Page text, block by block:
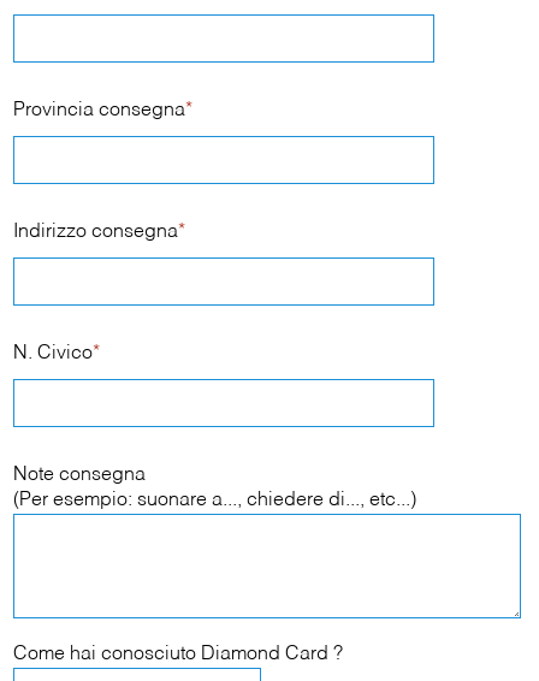
Provincia consegna*
Indirizzo consegna*
N. Civico*
Note consegna
(Per esempio: suonare a..., chiedere di..., etc...)
Come hai conosciuto Diamond Card ?